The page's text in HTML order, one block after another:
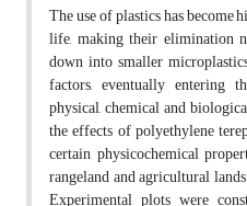
The use of plastics has
life, making their elimination
down into smaller
factors, eventually entering
physical, chemical and
the effects of polyethylene
certain physicochemical
rangeland and agricultural